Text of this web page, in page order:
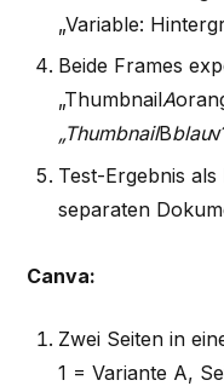
„Variable:
Beide Frames
„ThumbnailA
„ThumbnailBblau
Test-Ergebnis
separaten
Canva:
Zwei Seiten in
1 = Variante A,